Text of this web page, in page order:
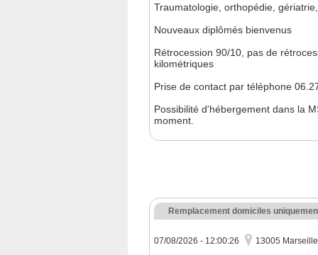
Traumatologie, orthopédie,
Nouveaux diplômés bienvenus
Rétrocession 90/10, pas de
kilométriques
Prise de contact par téléphone
Possibilité d'hébergement dans la
moment.
Remplacement domiciles
07/08/2026 - 12:00:26 13005 Marseille